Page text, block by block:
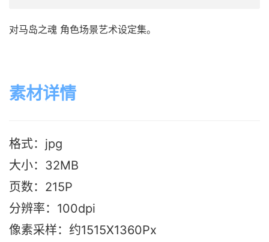
对马岛之魂 角色场景艺术设定集。
素材详情
格式：jpg
大小：32MB
页数：215P
分辨率：100dpi
像素采样：约1515X1360Px